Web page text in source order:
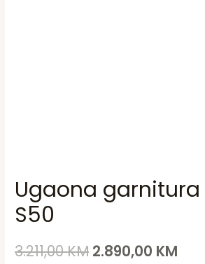
Ugaona garnitura
S50
3.211,00KM 2.890,00 KM